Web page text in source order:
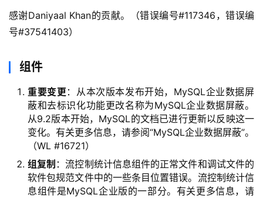
感谢Daniyaal Khan的贡献。（错误编号#117346，错误编
号#37541403）
组件
重要变更 ：从本次版本发布开始，MySQL企业数据屏
蔽和去标识化功能更改名称为MySQL企业数据屏蔽。
从9.2版本开始，MySQL的文档已进行更新以反映这一
变化。有关更多信息，请参阅“MySQL企业数据屏蔽”。
（WL #16721）
组复制 ：流控制统计信息组件的正常文件和调试文件的
软件包规范文件中的一些条目位置错误。流控制统计信
息组件是MySQL企业版的一部分。有关更多信息，请